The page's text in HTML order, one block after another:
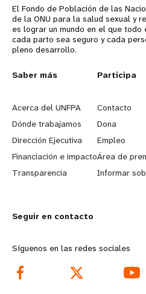
El Fondo de Población de las
de la ONU para la salud sexual y
es lograr un mundo en el que
cada parto sea seguro y cada
pleno desarrollo.
L
e
a
r
n
o
r
e
Saber más
Acerca del UNFPA
Dónde trabajamos
Dirección Ejecutiva
Financiación e impacto
Transparencia
G
o
b
e
y
d
Participa
Contacto
Dona
Empleo
Área de
Informar
Seguir en contacto
Síguenos en las redes sociales